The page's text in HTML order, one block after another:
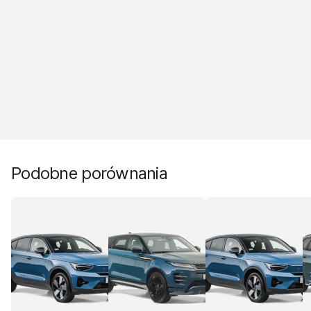
Podobne porównania